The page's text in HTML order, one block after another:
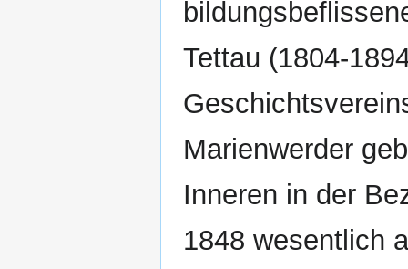
Tettau (1804-
Marienwerder
Inneren in der
1848 wesentlich